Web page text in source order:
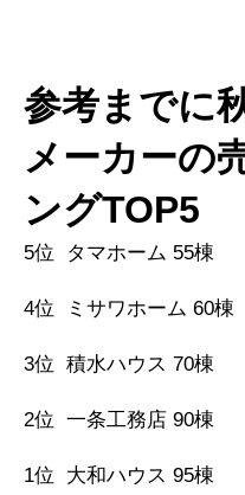
参考までに
メーカーの
ングTOP5
5位 タマホーム 55棟
4位 ミサワホーム 60棟
3位 積水ハウス 70棟
2位 一条工務店 90棟
1位 大和ハウス 95棟